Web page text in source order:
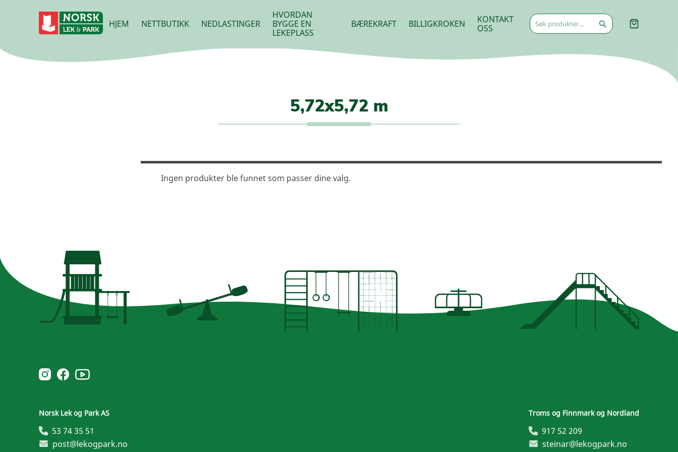
HJEM NETTBUTIKK NEDLASTINGER
HVORDAN
BYGGE EN
LEKEPLASS
BÆREKRAFT BILLIGKROKEN
KONTAKT
OSS
Søk
etter:
5,72x5,72 m
Ingen produkter ble funnet som passer dine valg.
Norsk Leg & Park instagram
Norsk Leg & Park facebook
Norsk Leg & Park youtube
Norsk Lek og Park AS
53 74 35 51
post@lekogpark.no
Troms og Finnmark og Nordland
917 52 209
steinar@lekogpark.no